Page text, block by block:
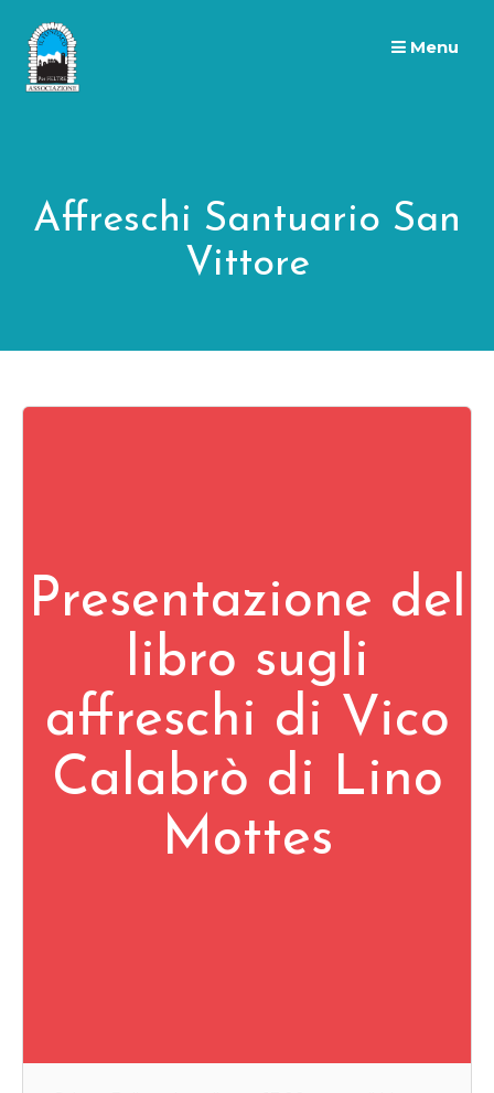
content
Menu
Affreschi Santuario San
Vittore
Presentazione del
libro sugli
affreschi di Vico
Calabrò di Lino
Mottes